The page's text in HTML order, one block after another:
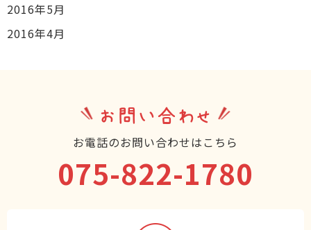
2016年5月
2016年4月
お問い合わせ
お電話のお問い合わせはこちら
075-822-1780